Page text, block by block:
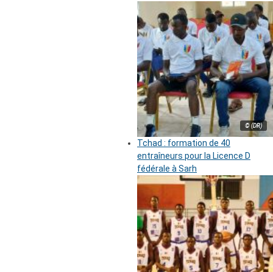
© (DR)
Tchad : formation de 40
entraîneurs pour la Licence D
fédérale à Sarh